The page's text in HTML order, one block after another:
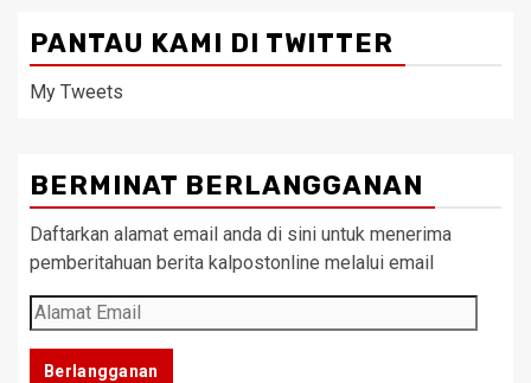
PANTAU KAMI DI TWITTER
My Tweets
BERMINAT BERLANGGANAN
Daftarkan alamat email anda di sini untuk menerima
pemberitahuan berita kalpostonline melalui email
Alamat
Email
Berlangganan